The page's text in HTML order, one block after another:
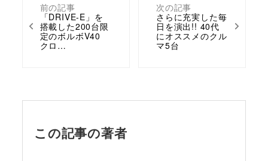
前の記事
「DRIVE-E」を
搭載した200台限
定のボルボV40
クロ…
次の記事
さらに充実した毎
日を演出!! 40代
にオススメのクル
マ5台
この記事の著者